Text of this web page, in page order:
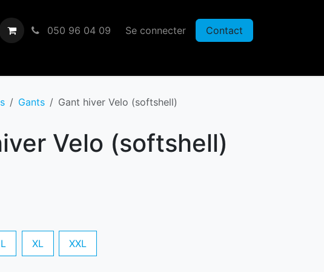
050 96 04 09 Se connecter Contact
Gants Gant hiver Velo (softshell)
Velo (softshell)
L XL XXL